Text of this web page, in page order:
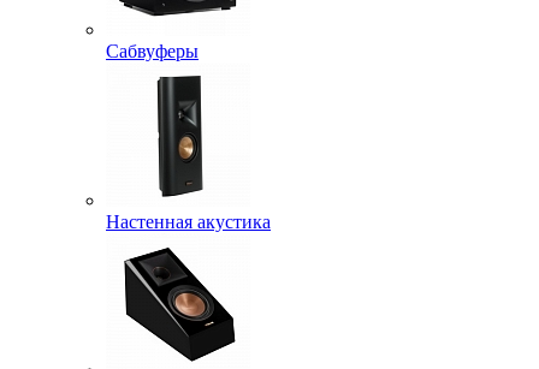
Сабвуферы
Настенная акустика